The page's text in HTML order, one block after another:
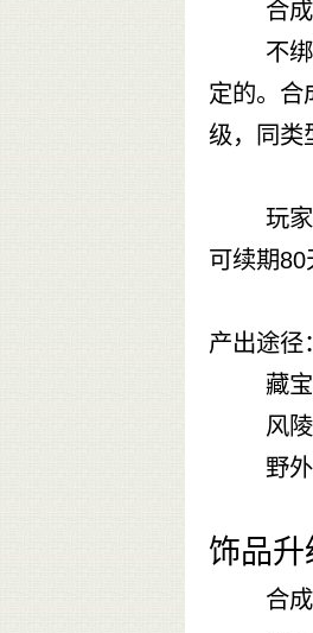
合成饰
不绑定
定的。合
级，同类
玩家可
可续期80
产出途径
藏宝
风陵
野外
饰品升
合成的